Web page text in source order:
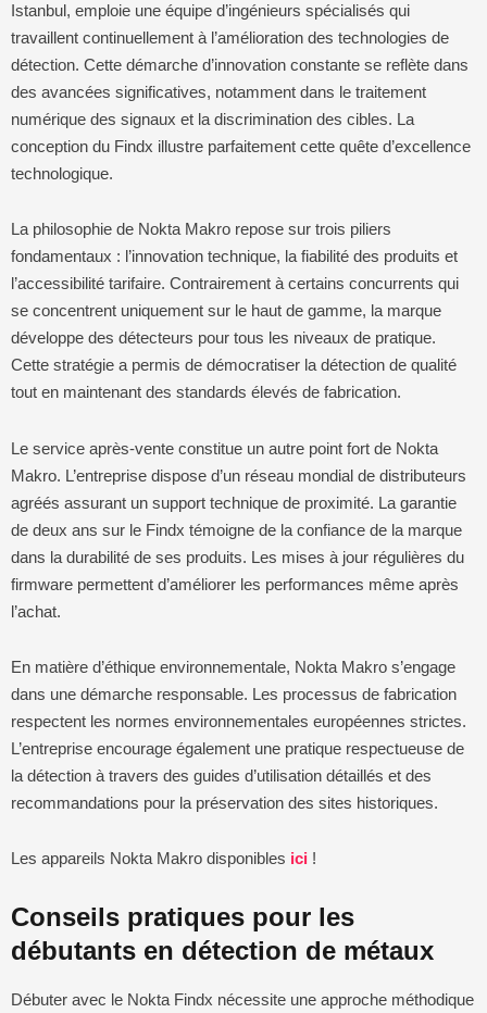
Istanbul, emploie une équipe d’ingénieurs spécialisés qui
travaillent continuellement à l’amélioration des technologies de
détection. Cette démarche d’innovation constante se reflète dans
des avancées significatives, notamment dans le traitement
numérique des signaux et la discrimination des cibles. La
conception du Findx illustre parfaitement cette quête d’excellence
technologique.
La philosophie de Nokta Makro repose sur trois piliers
fondamentaux : l’innovation technique, la fiabilité des produits et
l’accessibilité tarifaire. Contrairement à certains concurrents qui
se concentrent uniquement sur le haut de gamme, la marque
développe des détecteurs pour tous les niveaux de pratique.
Cette stratégie a permis de démocratiser la détection de qualité
tout en maintenant des standards élevés de fabrication.
Le service après-vente constitue un autre point fort de Nokta
Makro. L’entreprise dispose d’un réseau mondial de distributeurs
agréés assurant un support technique de proximité. La garantie
de deux ans sur le Findx témoigne de la confiance de la marque
dans la durabilité de ses produits. Les mises à jour régulières du
firmware permettent d’améliorer les performances même après
l’achat.
En matière d’éthique environnementale, Nokta Makro s’engage
dans une démarche responsable. Les processus de fabrication
respectent les normes environnementales européennes strictes.
L’entreprise encourage également une pratique respectueuse de
la détection à travers des guides d’utilisation détaillés et des
recommandations pour la préservation des sites historiques.
Les appareils Nokta Makro disponibles ici !
Conseils pratiques pour les
débutants en détection de métaux
Débuter avec le Nokta Findx nécessite une approche méthodique